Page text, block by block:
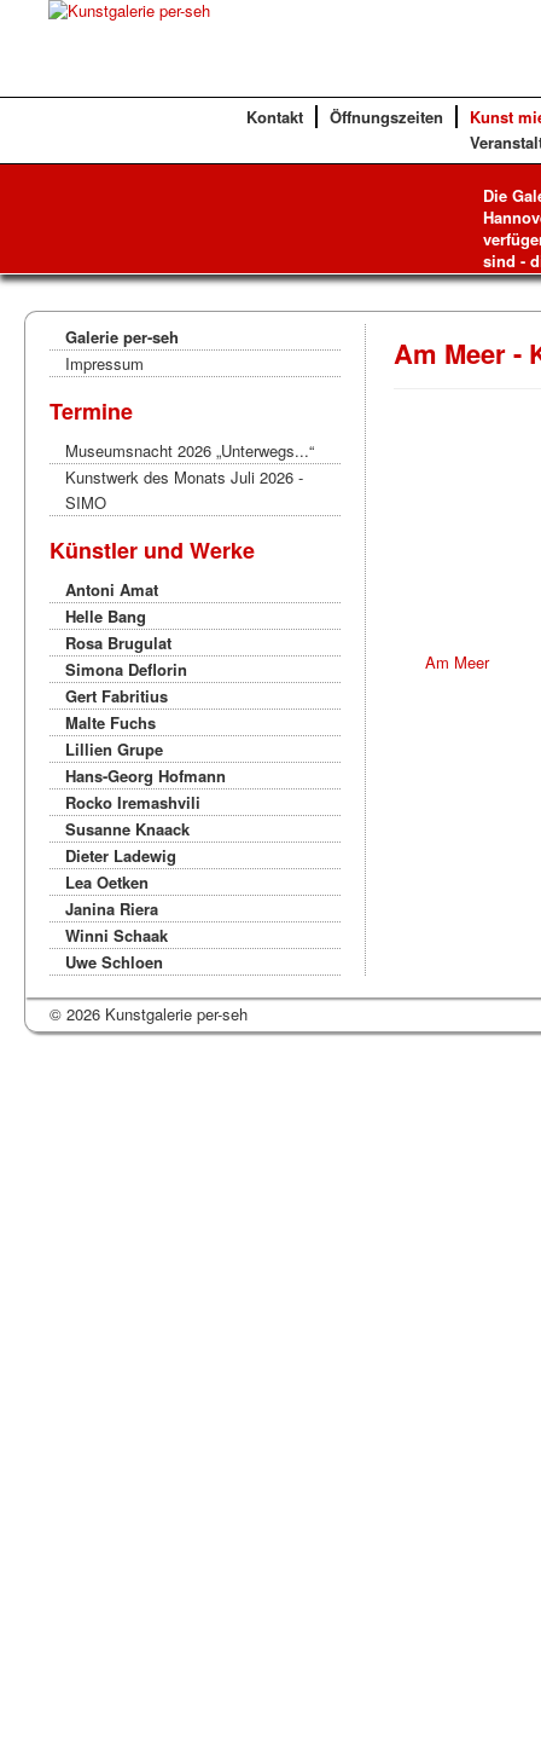
Kontakt Öffnungszeiten
Kunst
Die
sind -
Galerie per-seh
Impressum
Termine
Museumsnacht 2026 „Unterwegs...“
Kunstwerk des Monats Juli 2026 -
SIMO
Künstler und Werke
Antoni Amat
Helle Bang
Rosa Brugulat
Simona Deflorin
Gert Fabritius
Malte Fuchs
Lillien Grupe
Hans-Georg Hofmann
Rocko Iremashvili
Susanne Knaack
Dieter Ladewig
Lea Oetken
Janina Riera
Winni Schaak
Uwe Schloen
Am Meer -
Am Meer
© 2026 Kunstgalerie per-seh